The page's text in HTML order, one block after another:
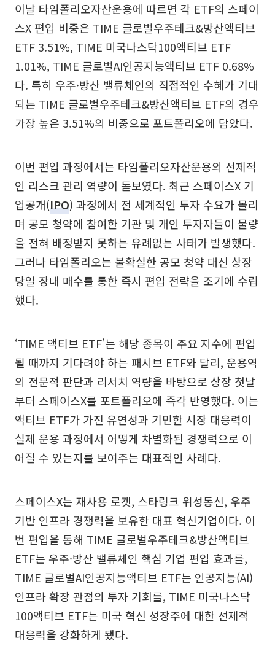
이날 타임폴리오자산운용에 따르면 각 ETF의 스페이
스X 편입 비중은 TIME 글로벌우주테크&방산액티브
ETF 3.51%, TIME 미국나스닥100액티브 ETF
1.01%, TIME 글로벌AI인공지능액티브 ETF 0.68%
다. 특히 우주·방산 밸류체인의 직접적인 수혜가 기대
되는 TIME 글로벌우주테크&방산액티브 ETF의 경우
가장 높은 3.51%의 비중으로 포트폴리오에 담았다.
이번 편입 과정에서는 타임폴리오자산운용의 선제적
인 리스크 관리 역량이 돋보였다. 최근 스페이스X 기
업공개(IPO) 과정에서 전 세계적인 투자 수요가 몰리
며 공모 청약에 참여한 기관 및 개인 투자자들이 물량
을 전혀 배정받지 못하는 유례없는 사태가 발생했다.
그러나 타임폴리오는 불확실한 공모 청약 대신 상장
당일 장내 매수를 통한 즉시 편입 전략을 조기에 수립
했다.
‘TIME 액티브 ETF’는 해당 종목이 주요 지수에 편입
될 때까지 기다려야 하는 패시브 ETF와 달리, 운용역
의 전문적 판단과 리서치 역량을 바탕으로 상장 첫날
부터 스페이스X를 포트폴리오에 즉각 반영했다. 이는
액티브 ETF가 가진 유연성과 기민한 시장 대응력이
실제 운용 과정에서 어떻게 차별화된 경쟁력으로 이
어질 수 있는지를 보여주는 대표적인 사례다.
스페이스X는 재사용 로켓, 스타링크 위성통신, 우주
기반 인프라 경쟁력을 보유한 대표 혁신기업이다. 이
번 편입을 통해 TIME 글로벌우주테크&방산액티브
ETF는 우주·방산 밸류체인 핵심 기업 편입 효과를,
TIME 글로벌AI인공지능액티브 ETF는 인공지능(AI)
인프라 확장 관점의 투자 기회를, TIME 미국나스닥
100액티브 ETF는 미국 혁신 성장주에 대한 선제적
대응력을 강화하게 됐다.